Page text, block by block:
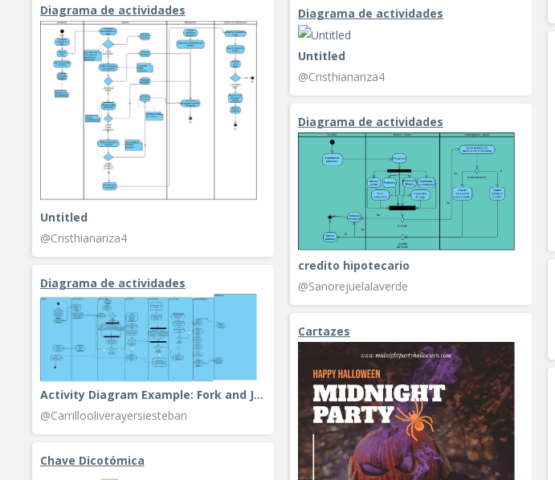
Diagrama de actividades
Untitled
@Cristhianariza4
Diagrama de actividades
Untitled
@Cristhianariza4
Diagrama de actividades
credito hipotecario
@Sanorejuelalaverde
Diagrama de actividades
Activity Diagram Example: Fork and Join
@Carrillooliverayersiesteban
Cartazes
Chave Dicotómica